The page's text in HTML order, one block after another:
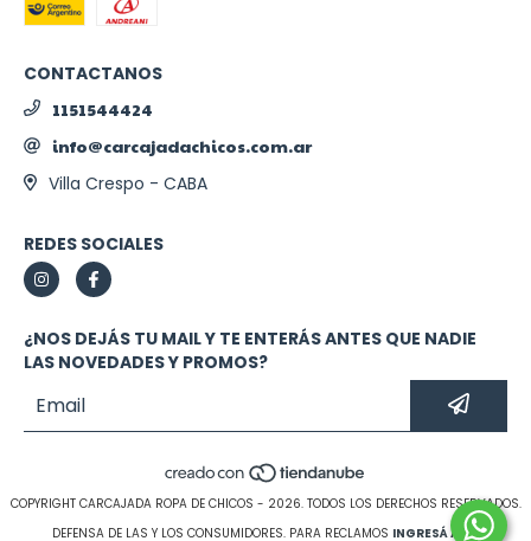
CONTACTANOS
1151544424
info@carcajadachicos.com.ar
Villa Crespo - CABA
REDES SOCIALES
¿NOS DEJÁS TU MAIL Y TE ENTERÁS ANTES QUE NADIE
LAS NOVEDADES Y PROMOS?
COPYRIGHT CARCAJADA ROPA DE CHICOS - 2026. TODOS LOS DERECHOS RESERVADOS.
DEFENSA DE LAS Y LOS CONSUMIDORES. PARA RECLAMOS INGRESÁ ACÁ.